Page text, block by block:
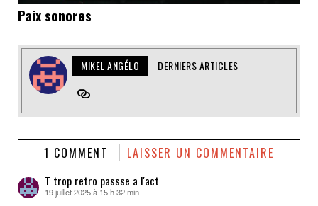
Paix sonores
MIKEL ANGÉLO DERNIERS ARTICLES
1 COMMENT LAISSER UN COMMENTAIRE
T trop retro passse a l'act
dit :
19 juillet 2025 à 15 h 32 min